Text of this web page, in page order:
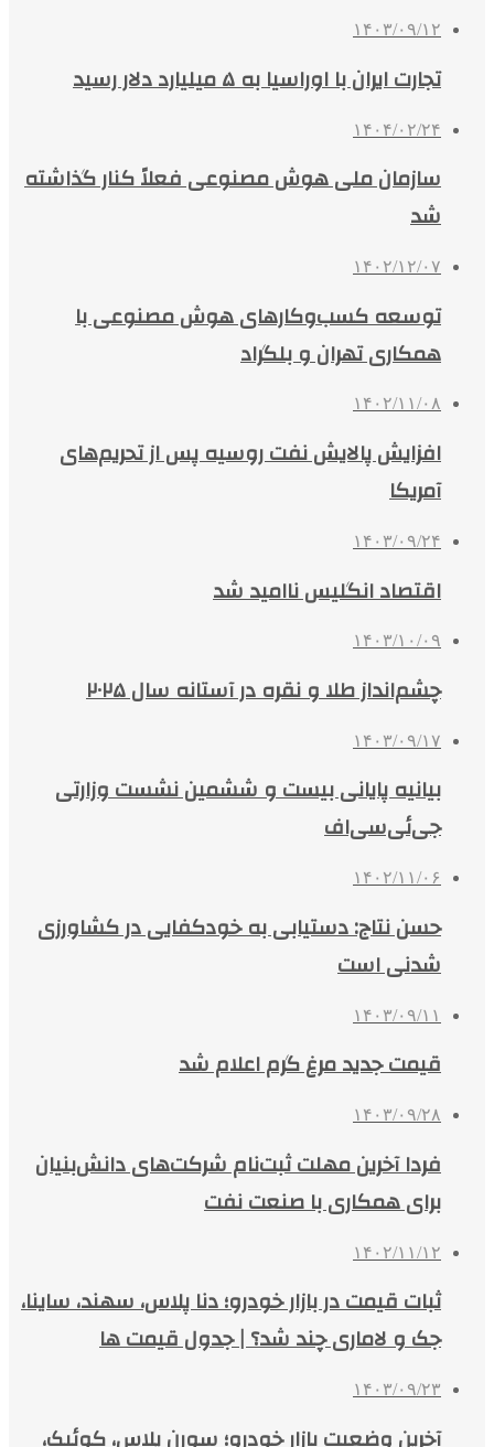
۱۴۰۳/۰۹/۱۲
تجارت ایران با اوراسیا به ۵ میلیارد دلار رسید
۱۴۰۴/۰۲/۲۴
سازمان ملی هوش مصنوعی فعلاً کنار گذاشته
شد
۱۴۰۲/۱۲/۰۷
توسعه کسب‌وکارهای هوش مصنوعی با
همکاری تهران و بلگراد
۱۴۰۲/۱۱/۰۸
افزایش پالایش نفت روسیه پس از تحریم‌های
آمریکا
۱۴۰۳/۰۹/۲۴
اقتصاد انگلیس ناامید شد
۱۴۰۳/۱۰/۰۹
چشم‌انداز طلا و نقره در آستانه سال ۲۰۲۵
۱۴۰۳/۰۹/۱۷
بیانیه پایانی بیست‌ و ششمین نشست وزارتی
جی‌ئی‌سی‌اف
۱۴۰۲/۱۱/۰۶
حسن نتاج: دستیابی به خودکفایی در کشاورزی
شدنی است
۱۴۰۳/۰۹/۱۱
قیمت جدید مرغ گرم اعلام شد
۱۴۰۳/۰۹/۲۸
فردا آخرین مهلت ثبت‌نام شرکت‌های دانش‌بنیان
برای همکاری با صنعت نفت
۱۴۰۲/۱۱/۱۲
ثبات قیمت در بازار خودرو؛ دنا پلاس، سهند، ساینا،
جک و لاماری چند شد؟ | جدول قیمت ها
۱۴۰۳/۰۹/۲۳
آخرین وضعیت بازار خودرو؛ سورن پلاس، کوئیک،